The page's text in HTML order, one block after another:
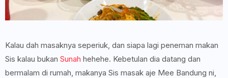
Kalau dah masaknya seperiuk, dan siapa lagi peneman makan
Sis kalau bukan Sunah hehehe. Kebetulan dia datang dan
bermalam di rumah, makanya Sis masak aje Mee Bandung ni,